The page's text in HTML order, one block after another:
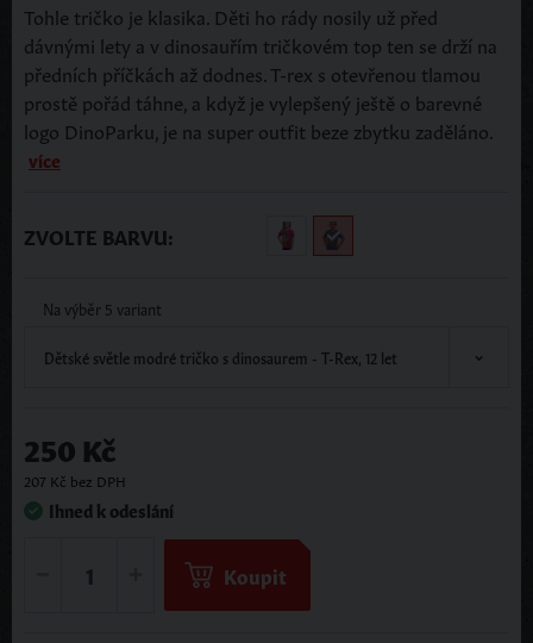
Tohle tričko je klasika. Děti ho rády nosily už před
dávnými lety a v dinosauřím tričkovém top ten se drží na
předních příčkách až dodnes. T-rex s otevřenou tlamou
prostě pořád táhne, a když je vylepšený ještě o barevné
logo DinoParku, je na super outfit beze zbytku zaděláno.
více
ZVOLTE BARVU:
Na výběr 5 variant
Dětské světle modré tričko s dinosaurem - T-Rex, 12 let
250 Kč
207 Kč bez DPH
Ihned k odeslání
Koupit